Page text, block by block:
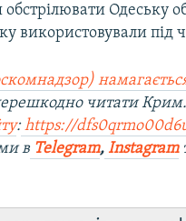
Одеську
використовували під
читати
:https://
в Telegram, Instagram